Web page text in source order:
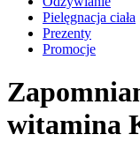
Pielęgnacja ciała
Prezenty
Promocje
witamina